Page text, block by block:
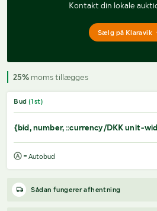
Kontakt din lokale
Sælg på Klaravik
25% moms tillægges
Bud (1st)
{bid, number, ::currency/DKK unit-
= Autobud
Sådan fungerer afhentning